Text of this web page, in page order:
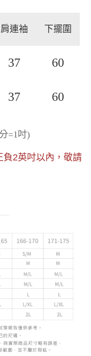
肩連袖 下擺圍
37 60
37 60
=1吋)
負2英吋以內，敬請